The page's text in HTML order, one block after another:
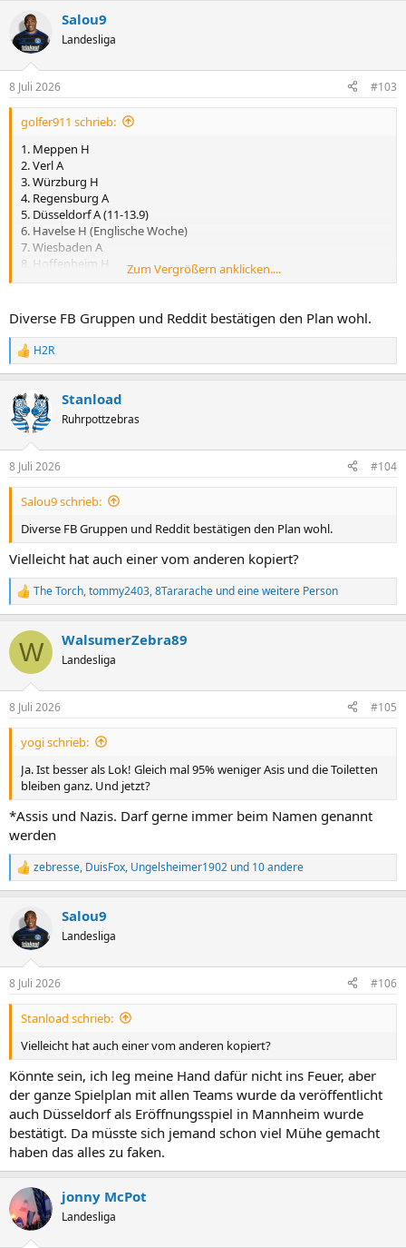
k
t
i
e
n
Salou9
Landesliga
8 Juli 2026 #103
golfer911 schrieb:
1. Meppen H
2. Verl A
3. Würzburg H
4. Regensburg A
5. Düsseldorf A (11-13.9)
6. Havelse H (Englische Woche)
7. Wiesbaden A
8. Hoffenheim H
9. Saarbrücken A (Englische Woche)
11. Ingolstadt A
12. Stuttgart H
13. Münster A
14. Rostock H
15. Großaspach A
16. Mannheim H
17. Essen A (11.12-13.12)
18. Aachen H
19. Fort. Köln A
20. Meppen A
21. Verl H
22. Würzburg A
23. Regensburg H
24. Düsseldorf H (19.2-21.2)
25. Havelse A
26. Wiesbaden H (Englische Woche)
28. Saarbrücken H
29. Vik. Köln A (Englische Woche)
31. Stuttgart A
32. Münster H
33. Rostock A
34. Großaspach H
35. Mannheim A (Englische Woche)
36. Essen H (7.5-9.5)
37. Aachen A
38. Fort. Köln H
Zum Vergrößern anklicken....
Diverse FB Gruppen und Reddit bestätigen den Plan wohl.
R
e
k
t
i
e
n
H2R
Stanload
Ruhrpottzebras
8 Juli 2026 #104
Salou9 schrieb:
Diverse FB Gruppen und Reddit bestätigen den Plan wohl.
Vielleicht hat auch einer vom anderen kopiert?
R
e
k
i
e
n
The Torch,tommy2403,8Tararache und eine weitere Person
W WalsumerZebra89
Landesliga
8 Juli 2026 #105
yogi schrieb:
Ja. Ist besser als Lok! Gleich mal 95% weniger Asis und die Toiletten
bleiben ganz. Und jetzt?
*Assis und Nazis. Darf gerne immer beim Namen genannt
werden
R
e
k
t
i
e
n
zebresse, DuisFox, Ungelsheimer1902 und 10 andere
Salou9
Landesliga
8 Juli 2026 #106
Stanload schrieb:
Vielleicht hat auch einer vom anderen kopiert?
Könnte sein, ich leg meine Hand dafür nicht ins Feuer, aber
der ganze Spielplan mit allen Teams wurde da veröffentlicht
auch Düsseldorf als Eröffnungsspiel in Mannheim wurde
bestätigt. Da müsste sich jemand schon viel Mühe gemacht
haben das alles zu faken.
jonny McPot
Landesliga